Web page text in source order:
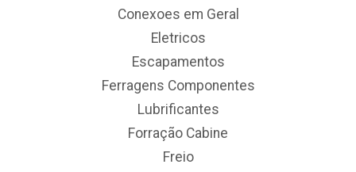
Conexoes em Geral
Eletricos
Escapamentos
Ferragens Componentes
Lubrificantes
Forração Cabine
Freio